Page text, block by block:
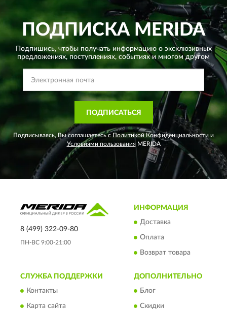
ПОДПИСКА MERIDA
Подпишись, чтобы получать информацию о эксклюзивных
предложениях,поступлениях, событиях и многом другом
ПОДПИСАТЬСЯ
Подписываясь, Вы соглашаетесь с Политикой Конфиденциальности и
Условиями пользованияMERIDA
8 (499) 322-09-80
ПН-ВС 9:00-21:00
ИНФОРМАЦИЯ
Доставка
Оплата
Возврат товара
СЛУЖБА ПОДДЕРЖКИ
Контакты
Карта сайта
ДОПОЛНИТЕЛЬНО
Блог
Скидки